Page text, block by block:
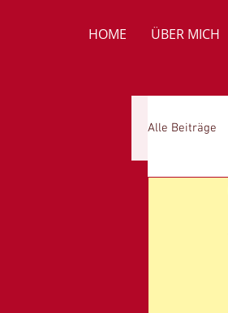
Alle Beiträge
HOME ÜBER MICH